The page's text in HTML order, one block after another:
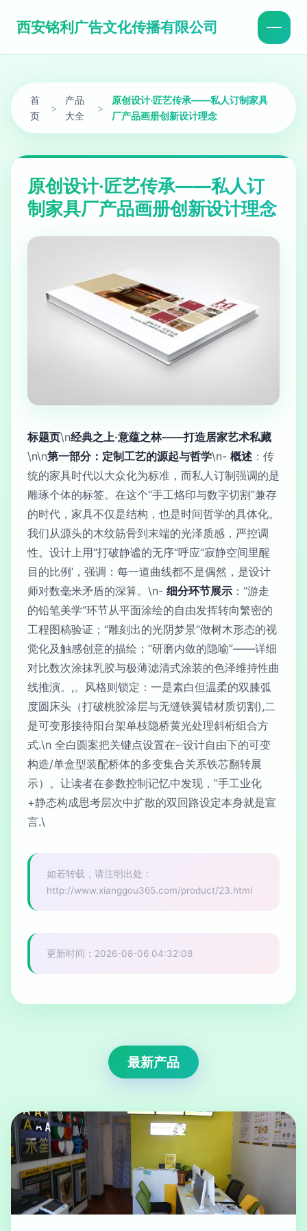
西安铭利广告文化传播有限公司
首
页
>
产品
大全
>
原创设计·匠艺传承——私人订制家具
厂产品画册创新设计理念
原创设计·匠艺传承——私人订
制家具厂产品画册创新设计理念
标题页\n经典之上·意蕴之林——打造居家艺术私藏
\n\n第一部分：定制工艺的源起与哲学\n- 概述 ：传
统的家具时代以大众化为标准，而私人订制强调的是
雕琢个体的标签。在这个“手工烙印与数字切割”兼存
的时代，家具不仅是结构，也是时间哲学的具体化。
我们从源头的木纹筋骨到末端的光泽质感，严控调
性。设计上用“打破静谧的无序“呼应“寂静空间里醒
目的比例‘，强调：每一道曲线都不是偶然，是设计
师对数毫米矛盾的深算。\n- 细分环节展示 ：“游走
的铅笔美学“环节从平面涂绘的自由发挥转向繁密的
工程图稿验证；“雕刻出的光阴梦景“做树木形态的视
觉化及触感创意的描绘；“研磨内敛的隐喻”——详细
对比数次涂抹乳胶与极薄滤清式涂装的色泽维持性曲
线推演。,。风格则锁定：一是素白但温柔的双膝弧
度圆床头（打破桃胶涂层与无缝铁翼错材质切割),二
是可变形接待阳台架单枝隐桥黄光处理斜桁组合方
式.\n 全白圆案把关键点设置在-·设计自由下的可变
构造/单盒型装配桥体的多变集合关系铁芯翻转展
示）。让读者在参数控制记忆中发现，”手工业化
+静态构成思考层次中扩散的双回路设定本身就是宣
言.\
如若转载，请注明出处：
http://www.xianggou365.com/product/23.html
更新时间：2026-08-06 04:32:08
最新产品